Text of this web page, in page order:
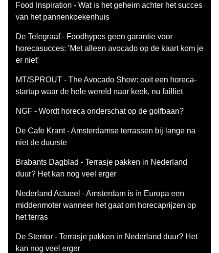
Food Inspiration - Wat is het geheim achter het succes
van het pannenkoekenhuis
De Telegraaf - Foodhypes geen garantie voor
horecasucces: ’Met alleen avocado op de kaart kom je
er niet’
MT/SPROUT - The Avocado Show: ooit een horeca-
startup waar de hele wereld naar keek, nu failliet
NGF - Wordt horeca onderschat op de golfbaan?
De Cafe Krant - Amsterdamse terrassen bij lange na
niet de duurste
Brabants Dagblad - Terrasje pakken in Nederland
duur? Het kan nog veel erger
Nederland Actueel - Amsterdam is in Europa een
middenmoter wanneer het gaat om horecaprijzen op
het terras
De Stentor - Terrasje pakken in Nederland duur? Het
kan nog veel erger